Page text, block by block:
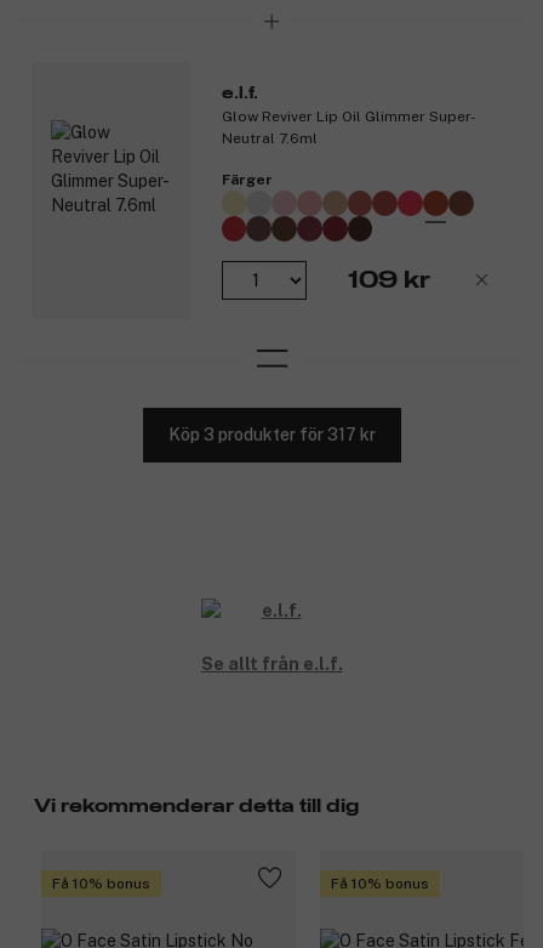
e.l.f.
Glow Reviver Lip Oil Glimmer Super-
Neutral 7.6ml
Färger
109 kr
Köp 3 produkter för 317 kr
Se allt från e.l.f.
Vi rekommenderar detta till dig
Få 10% bonus Få 10% bonus